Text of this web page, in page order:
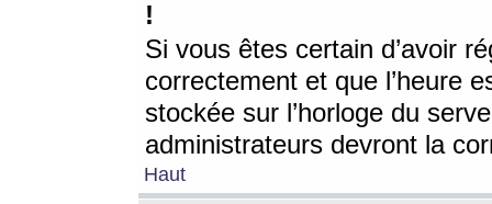
!
Si vous êtes certain d’avoir
correctement et que l’heure
stockée sur l’horloge du
administrateurs devront la
Haut